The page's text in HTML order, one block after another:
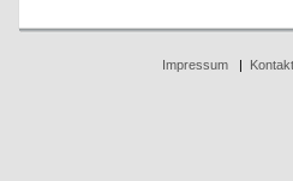
Impressum| Kontakt